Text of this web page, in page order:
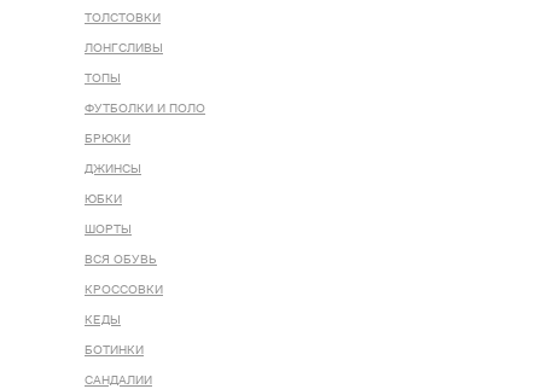
ТОЛСТОВКИ
ЛОНГСЛИВЫ
ТОПЫ
ФУТБОЛКИ И ПОЛО
БРЮКИ
ДЖИНСЫ
ЮБКИ
ШОРТЫ
ВСЯ ОБУВЬ
КРОССОВКИ
КЕДЫ
БОТИНКИ
САНДАЛИИ